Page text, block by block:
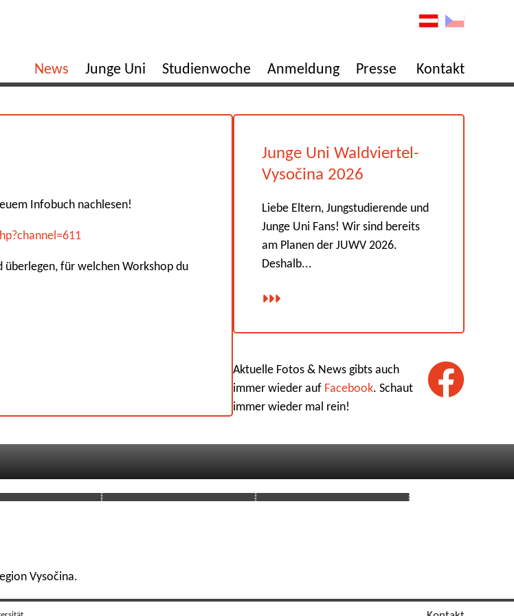
News Junge Uni Studienwoche Anmeldung Presse Kontakt
Infobuch nachlesen!
überlegen, für welchen Workshop du
Junge Uni Waldviertel-
Vysočina 2026
Liebe Eltern, Jungstudierende und
Junge Uni Fans! Wir sind bereits
am Planen der JUWV 2026.
Deshalb...
Aktuelle Fotos & News gibts auch
immer wieder auf Facebook. Schaut
immer wieder mal rein!
Vysočina.